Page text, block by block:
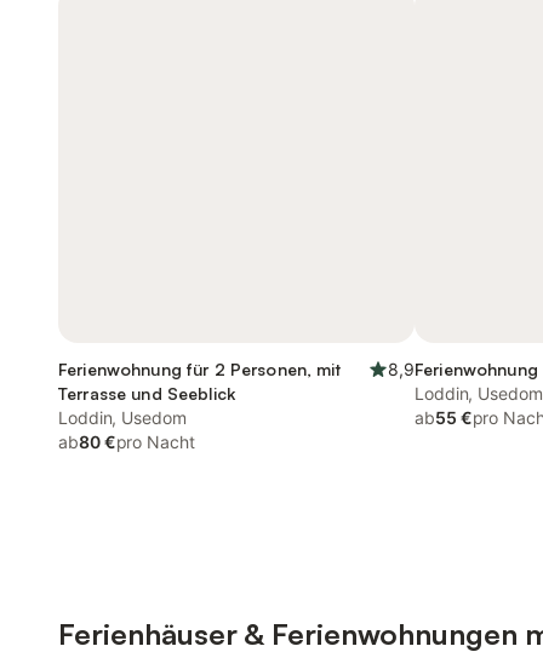
Ferienwohnung für 2 Personen, mit
Terrasse und Seeblick
8,9
Loddin, Usedom
ab80 €pro Nacht
Loddin, Usedom
ab55 €pro
Ferienhäuser & Ferienwohnungen